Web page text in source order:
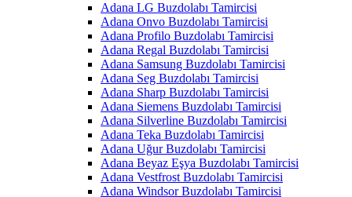
Adana LG Buzdolabı Tamircisi
Adana Onvo Buzdolabı Tamircisi
Adana Profilo Buzdolabı Tamircisi
Adana Regal Buzdolabı Tamircisi
Adana Samsung Buzdolabı Tamircisi
Adana Seg Buzdolabı Tamircisi
Adana Sharp Buzdolabı Tamircisi
Adana Siemens Buzdolabı Tamircisi
Adana Silverline Buzdolabı Tamircisi
Adana Teka Buzdolabı Tamircisi
Adana Uğur Buzdolabı Tamircisi
Adana Beyaz Eşya Buzdolabı Tamircisi
Adana Vestfrost Buzdolabı Tamircisi
Adana Windsor Buzdolabı Tamircisi